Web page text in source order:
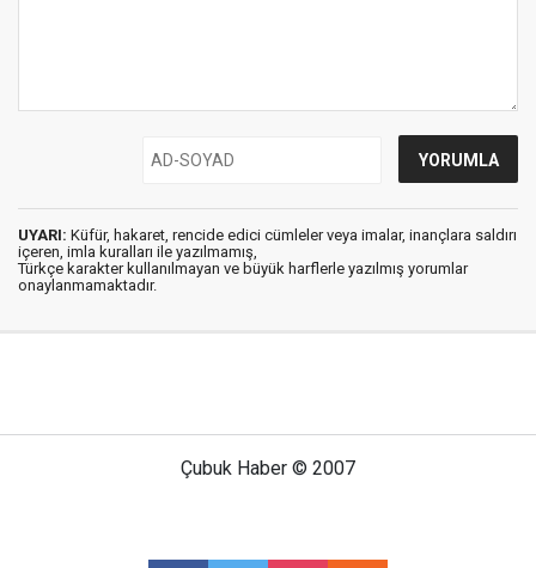
UYARI: Küfür, hakaret, rencide edici cümleler veya imalar, inançlara saldırı
içeren, imla kuralları ile yazılmamış,
Türkçe karakter kullanılmayan ve büyük harflerle yazılmış yorumlar
onaylanmamaktadır.
Çubuk Haber © 2007